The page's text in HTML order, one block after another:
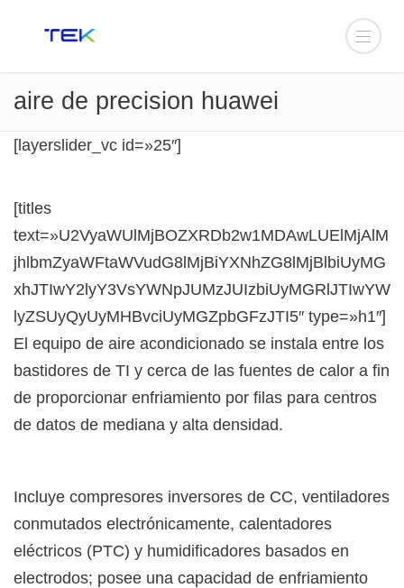
aire de precision huawei
[layerslider_vc id=»25″]
[titles
text=»U2VyaWUlMjBOZXRDb2w1MDAwLUElMjAlM
jhlbmZyaWFtaWVudG8lMjBiYXNhZG8lMjBlbiUyMG
xhJTIwY2lyY3VsYWNpJUMzJUIzbiUyMGRlJTIwYW
lyZSUyQyUyMHBvciUyMGZpbGFzJTI5″ type=»h1″]
El equipo de aire acondicionado se instala entre los
bastidores de TI y cerca de las fuentes de calor a fin
de proporcionar enfriamiento por filas para centros
de datos de mediana y alta densidad.
Incluye compresores inversores de CC, ventiladores
conmutados electrónicamente, calentadores
eléctricos (PTC) y humidificadores basados en
electrodos; posee una capacidad de enfriamiento